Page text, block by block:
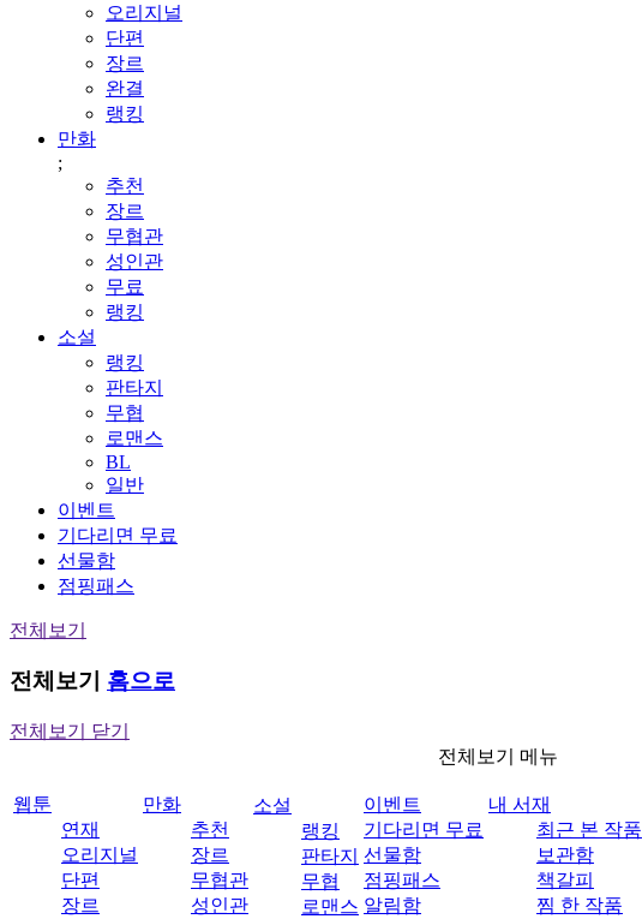
오리지널
단편
장르
완결
랭킹
만화
;
추천
장르
무협관
성인관
무료
랭킹
소설
랭킹
판타지
무협
로맨스
BL
일반
이벤트
기다리면 무료
선물함
점핑패스
전체보기
전체보기 홈으로
전체보기 닫기
전체보기 메뉴
웹툰
연재
오리지널
단편
장르
만화
추천
장르
무협관
성인관
소설
랭킹
판타지
무협
로맨스
이벤트
기다리면 무료
선물함
점핑패스
알림함
내 서재
최근 본 작품
보관함
책갈피
찜 한 작품